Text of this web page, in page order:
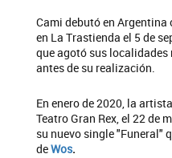
Cami debutó en
en La Trastienda el 5 de
que agotó sus
antes de su realización.
En enero de 2020, la
Teatro Gran Rex, el 22 de
su nuevo single "Funeral"
deWos.